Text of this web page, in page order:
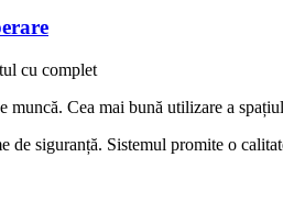
cu complet
muncă. Cea mai bună utilizare a
siguranță. Sistemul promite o